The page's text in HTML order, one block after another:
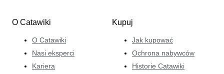
O Catawiki
O Catawiki
Nasi eksperci
Kariera
Kupuj
Jak kupować
Ochrona nabywców
Historie Catawiki